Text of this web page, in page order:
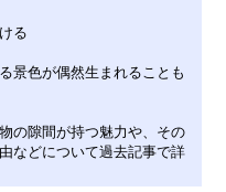
る
景色が偶然生まれることも
の隙間が持つ魅力や、その
などについて過去記事で詳